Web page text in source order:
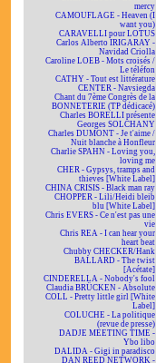
mercy
CAMOUFLAGE - Heaven (I
want you)
CARAVELLI pour LOTUS
Carlos Alberto IRIGARAY -
Navidad Criolla
Caroline LOEB - Mots croisés /
Le téléfon
CATHY - Tout est littérature
CENTER - Navsiegda
Chant du 7ème Congrès de la
BONNETERIE (TP dédicacé)
Charles BORELLI présente
Georges SOLCHANY
Charles DUMONT - Je t'aime /
Nuit blanche à Honfleur
Charlie SPAHN - Loving you,
loving me
CHER - Gypsys, tramps and
thieves [White Label]
CHINA CRISIS - Black man ray
CHOPPER - Lili/Heidi bleib
blu [White Label]
Chris EVERS - Ce n'est pas une
vie
Chris REA - I can hear your
heart beat
Chubby CHECKER/Hank
BALLARD - The twist
[Acétate]
CINDERELLA - Nobody's fool
Claudia BRÜCKEN - Absolute
COLL - Pretty little girl [White
Label]
COLUCHE - La politique
(revue de presse)
DADJE MEETING TIME -
Ybo libo
DALIDA - Gigi in paradisco
DAN REED NETWORK -